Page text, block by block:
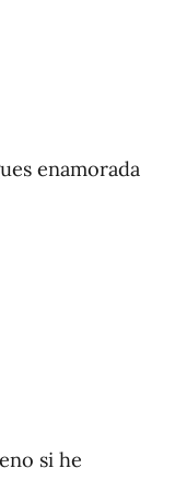
enamorada
si he